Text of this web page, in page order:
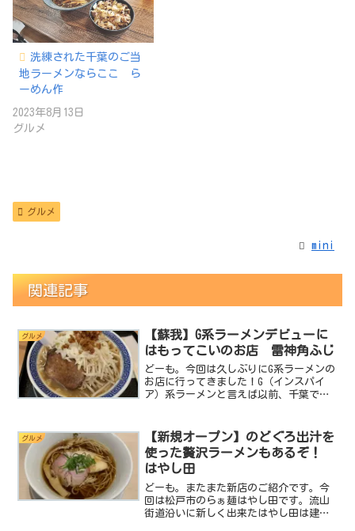
洗練された千葉のご当
地ラーメンならここ ら
ーめん作
2023年8月13日
グルメ
グルメ
mini
関連記事
グルメ
【蘇我】G系ラーメンデビューに
はもってこいのお店 雷神角ふじ
どーも。今回は久しぶりにG系ラーメンの
お店に行ってきました！G（インスパイ
ア）系ラーメンと言えば以前、千葉では
すがお店の前にお店利用時のルールが貼
りだされていたり独特の...
グルメ
【新規オープン】のどぐろ出汁を
使った贅沢ラーメンもあるぞ！
はやし田
どーも。またまた新店のご紹介です。今
回は松戸市のらぁ麺はやし田です。流山
街道沿いに新しく出来たはやし田は建屋